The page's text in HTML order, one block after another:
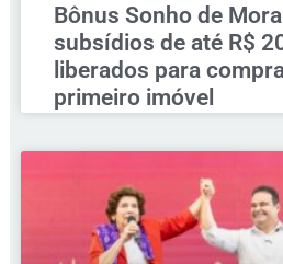
Bônus Sonho de
subsídios de até R$
liberados para
primeiro imóvel